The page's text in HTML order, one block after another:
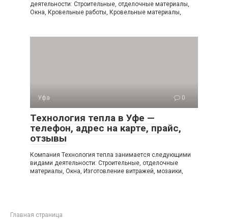
деятельности: Строительные, отделочные материалы,
Окна, Кровельные работы, Кровельные материалы,
Уфа 0
Технология тепла в Уфе —
телефон, адрес на карте, прайс,
отзывы
Компания Технология тепла занимается следующими
видами деятельности: Строительные, отделочные
материалы, Окна, Изготовление витражей, мозаики,
Главная страница